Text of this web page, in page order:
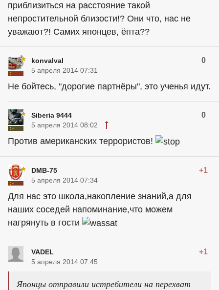
приблизиться на расстояние такой
непростительной близости!? Они что, нас не
уважают?! Самих японцев, ёпта??
konvalval 0
5 апреля 2014 07:31
Не бойтесь, "дорогие партнёры", это ученья идут.
Siberia 9444 0
5 апреля 2014 08:02
Против американских террористов!
DMB-75 +1
5 апреля 2014 07:34
Для нас это школа,накопление знаний,а для
наших соседей напоминание,что можем
нагрянуть в гости
VADEL +1
5 апреля 2014 07:45
Японцы отправили истребители на перехват